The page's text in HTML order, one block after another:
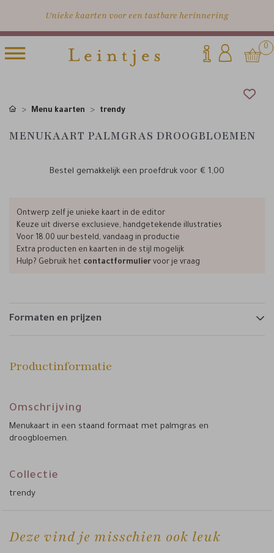
Unieke kaarten voor een tastbare herinnering
0
Menu kaarten trendy
MENUKAART PALMGRAS DROOGBLOEMEN
Bestel gemakkelijk een proefdruk voor € 1,00
Ontwerp zelf je unieke kaart in de editor
Keuze uit diverse exclusieve, handgetekende illustraties
Voor 18.00 uur besteld, vandaag in productie
Extra producten en kaarten in de stijl mogelijk
Hulp? Gebruik het contactformulier voor je vraag
Formaten en prijzen
Productinformatie
Omschrijving
Menukaart in een staand formaat met palmgras en
droogbloemen.
Collectie
trendy
Deze vind je misschien ook leuk